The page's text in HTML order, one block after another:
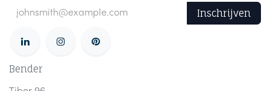
Inschrijven
Bender